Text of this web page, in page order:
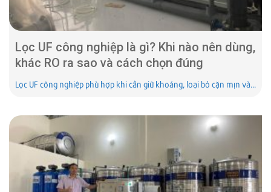
Lọc UF công nghiệp là gì? Khi nào nên dùng,
khác RO ra sao và cách chọn đúng
Lọc UF công nghiệp phù hợp khi cần giữ khoáng, loại bỏ cặn mịn và...